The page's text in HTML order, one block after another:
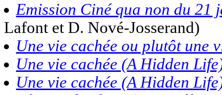
Emission Ciné qua non du 21
Lafont et D. Nové-Josserand)
Une vie cachée ou plutôt une
Une vie cachée (A Hidden
Une vie cachée (A Hidden